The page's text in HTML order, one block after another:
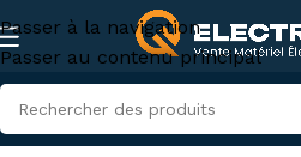
Passer à la navigation
Passer au contenu principal
Accueil/Câbles, fils et conduites